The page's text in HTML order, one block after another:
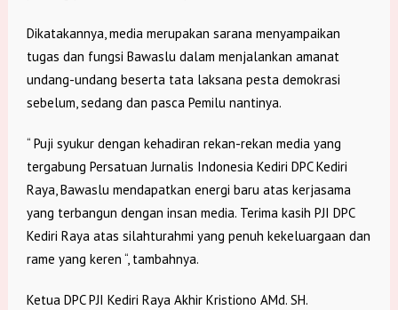
Dikatakannya, media merupakan sarana menyampaikan
tugas dan fungsi Bawaslu dalam menjalankan amanat
undang-undang beserta tata laksana pesta demokrasi
sebelum, sedang dan pasca Pemilu nantinya.
“ Puji syukur dengan kehadiran rekan-rekan media yang
tergabung Persatuan Jurnalis Indonesia Kediri DPC Kediri
Raya, Bawaslu mendapatkan energi baru atas kerjasama
yang terbangun dengan insan media. Terima kasih PJI DPC
Kediri Raya atas silahturahmi yang penuh kekeluargaan dan
rame yang keren “, tambahnya.
Ketua DPC PJI Kediri Raya Akhir Kristiono AMd. SH.